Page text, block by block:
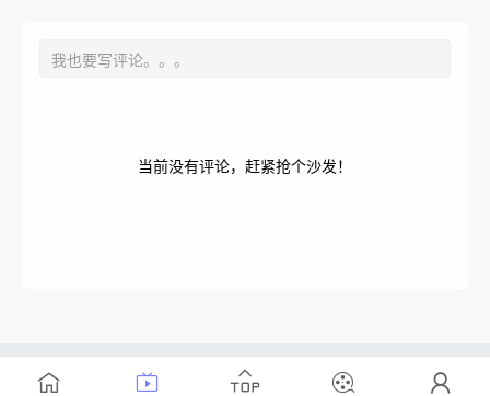
当前没有评论，赶紧抢个沙发！
www.
Reserved .